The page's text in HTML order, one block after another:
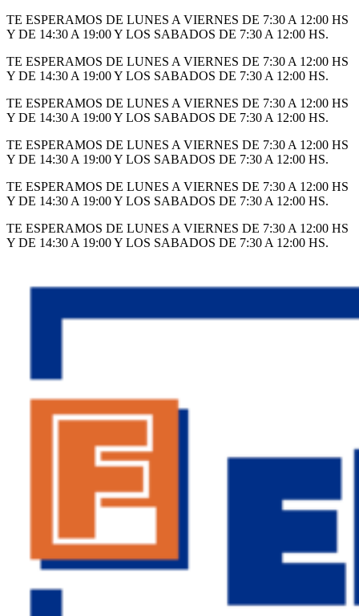
Ir
al
TE ESPERAMOS DE LUNES A VIERNES DE 7:30 A 12:00 HS
Y DE 14:30 A 19:00 Y LOS SABADOS DE 7:30 A 12:00 HS.
TE ESPERAMOS DE LUNES A VIERNES DE 7:30 A 12:00 HS
Y DE 14:30 A 19:00 Y LOS SABADOS DE 7:30 A 12:00 HS.
TE ESPERAMOS DE LUNES A VIERNES DE 7:30 A 12:00 HS
Y DE 14:30 A 19:00 Y LOS SABADOS DE 7:30 A 12:00 HS.
TE ESPERAMOS DE LUNES A VIERNES DE 7:30 A 12:00 HS
Y DE 14:30 A 19:00 Y LOS SABADOS DE 7:30 A 12:00 HS.
TE ESPERAMOS DE LUNES A VIERNES DE 7:30 A 12:00 HS
Y DE 14:30 A 19:00 Y LOS SABADOS DE 7:30 A 12:00 HS.
TE ESPERAMOS DE LUNES A VIERNES DE 7:30 A 12:00 HS
Y DE 14:30 A 19:00 Y LOS SABADOS DE 7:30 A 12:00 HS.